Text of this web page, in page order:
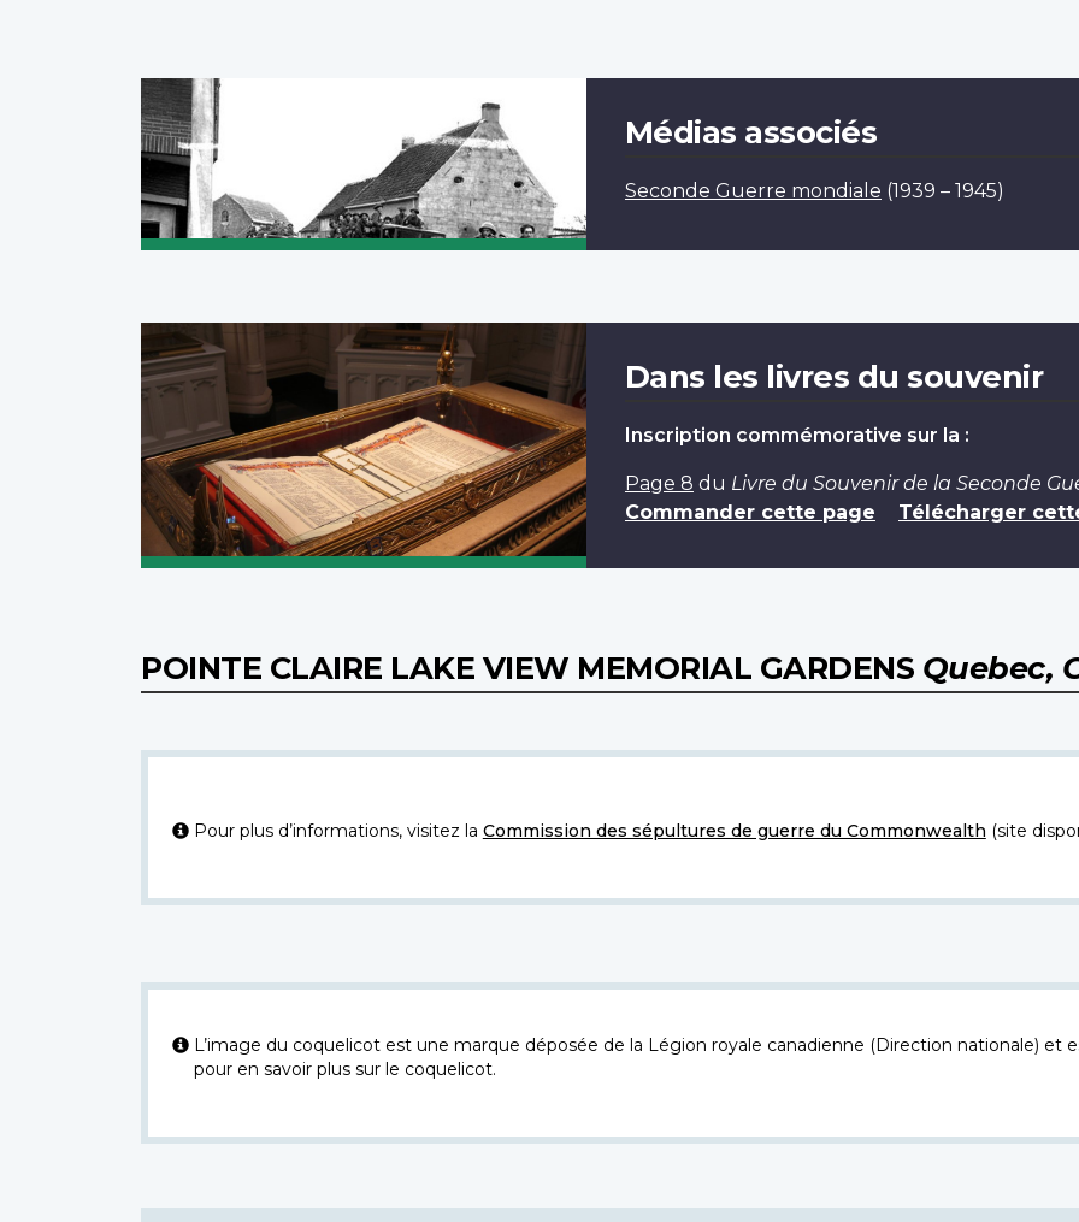
Médias associés
Seconde Guerre mondiale (1939 – 1945)
Dans les livres du souvenir
Inscription commémorative sur la :
Page 8 du Livre du Souvenir de la Seconde
Commander cette page
Télécharger
POINTE CLAIRE LAKE VIEW MEMORIAL GARDENS Quebec,
Pour plus d’informations, visitez la Commission des sépultures de guerre du Commonwealth (site
L’image du coquelicot est une marque déposée de la Légion royale canadienne (Direction nationale) et
pour en savoir plus sur le coquelicot.